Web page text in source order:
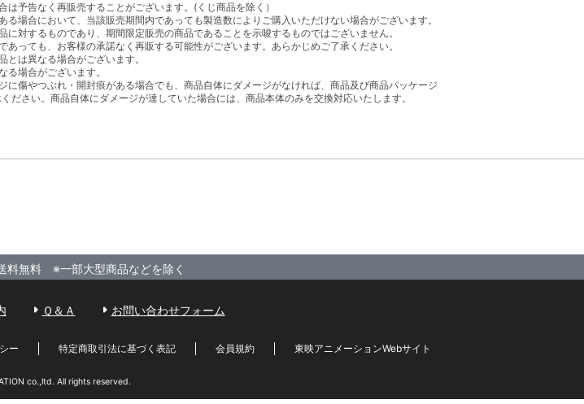
は予告なく再販売することがございます。(くじ商品を除く）
る場合において、当該販売期間内であっても製造数によりご購入いただけない場合がございます。
に対するものであり、期間限定販売の商品であることを示唆するものではございません。
あっても、お客様の承諾なく再販する可能性がございます。あらかじめご了承ください。
は異なる場合がございます。
場合がございます。
に傷やつぶれ・開封痕がある場合でも、商品自体にダメージがなければ、商品及び商品パッケージ
ださい。商品自体にダメージが達していた場合には、商品本体のみを交換対応いたします。
料無料 ※一部大型商品などを除く
Ｑ＆Ａ お問い合わせフォーム
ー 特定商取引法に基づく表記 会員規約 東映アニメーションWebサイト
co.,ltd. All rights reserved.